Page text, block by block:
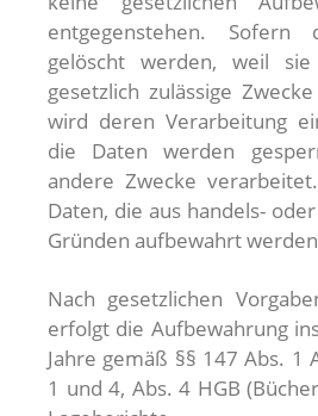
entgegenstehen.
gelöscht werden, weil
gesetzlich zulässige
wird deren Verarbeitung
die Daten werden
andere Zwecke
Daten, die aus handels-
Gründen aufbewahrt
Nach gesetzlichen
erfolgt die Aufbewahrung
Jahre gemäß §§ 147 Abs. 1
1 und 4, Abs. 4 HGB